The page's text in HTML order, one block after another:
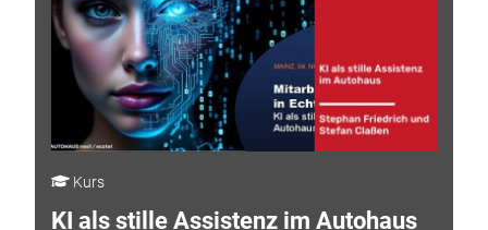
Kurs
KI als stille Assistenz im Autohaus